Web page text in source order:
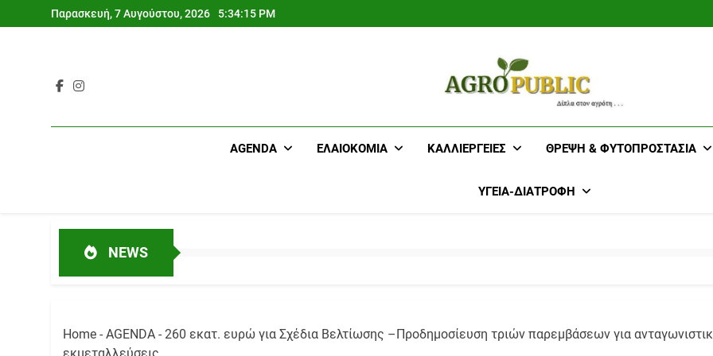
to
Παρασκευή, 7 Αυγούστου, 2026 5:34:16 PM
AgroPublic
AGENDA ΕΛΑΙΟΚΟΜΊΑ ΚΑΛΛΙΈΡΓΕΙΕΣ ΘΡΈΨΗ & ΦΥΤΟΠΡΟΣΤΑΣΊΑ
ΥΓΕΊΑ-ΔΙΑΤΡΟΦΉ
NEWS
Home - AGENDA - 260 εκατ. ευρώ για Σχέδια Βελτίωσης –Προδημοσίευση τριών παρεμβάσεων για